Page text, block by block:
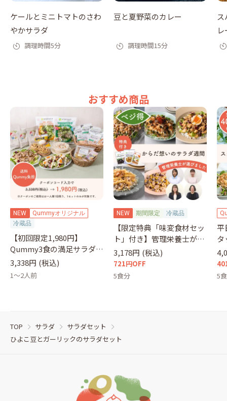
ケールとミニトマトのさわ
やかサラダ
調理時間5分
豆と夏野菜のカレー
調理時間15分
おすすめ商品
NEW
Qummyオリジナル
冷蔵品
【初回限定1,980円】
Qummy3食の満足サラダセ
ット（クーポンコード：
otameshi）
3,338円 (税込)
1～2人前
NEW 期間限定 冷蔵品
【限定特典「味変食材セッ
ト」付き】管理栄養士が選
ぶサラダ
3,178円 (税込)
721円OFF
5食分
平
タ
セ
5
TOP サラダ
サラダセット
ひよこ豆とガーリックのサラダセット